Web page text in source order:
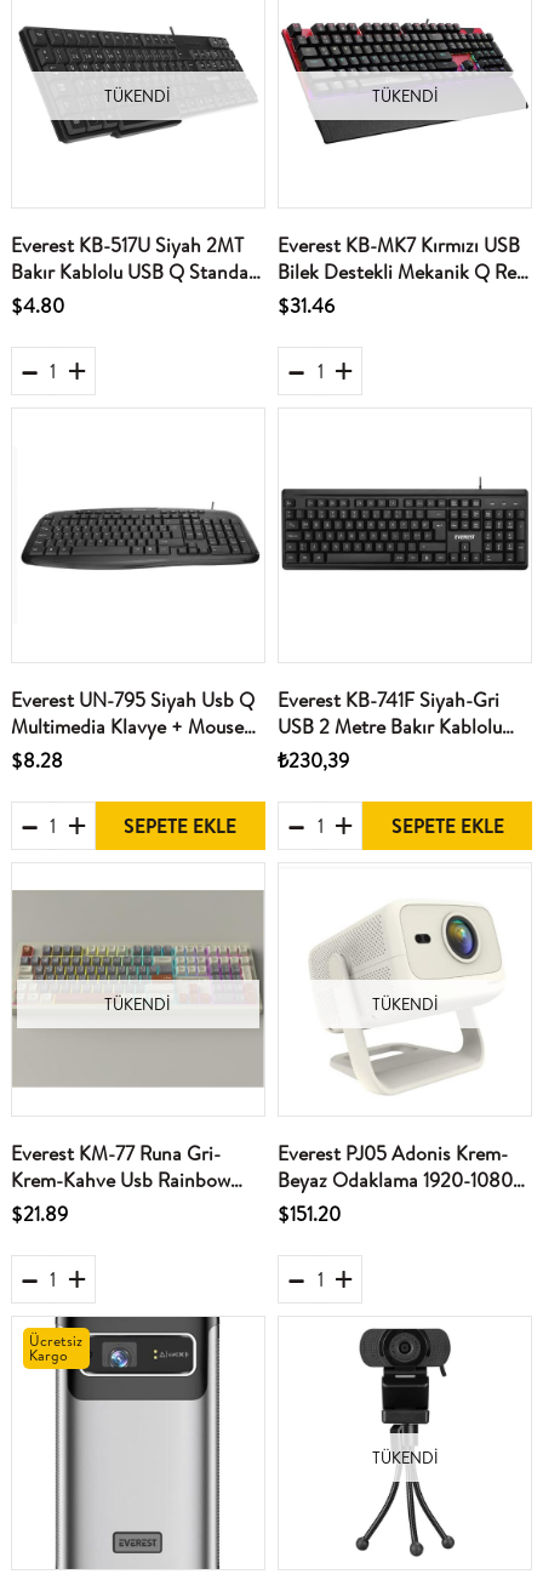
TÜKENDI
Everest KB-517U Siyah 2MT
Bakır Kablolu USB Q Standart
Klavye
$4.80
TÜKENDI
Everest KB-MK7 Kırmızı USB
Bilek Destekli Mekanik Q Red
Switch Gaming Oyuncu
$31.46
Everest UN-795 Siyah Usb Q
Multimedia Klavye + Mouse
Set
$8.28
SEPETE EKLE
Everest KB-741F Siyah-Gri
USB 2 Metre Bakır Kablolu
Tamamen Türkçe F Klavye
₺230,39
SEPETE EKLE
TÜKENDI
Everest KM-77 Runa Gri-
Krem-Kahve Usb Rainbow
Aydınlatmalı Sessiz Q Klavye
+ Mouse Set
$21.89
TÜKENDI
Everest PJ05 Adonis Krem-
Beyaz Odaklama 1920-1080p
12.000 Android 9.0 4K Full
HD Projeksiyon Cihaz
$151.20
Ücretsiz
Kargo
TÜKENDI